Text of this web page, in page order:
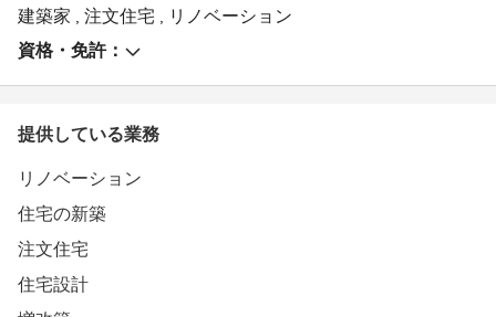
Working in Japan is inspirational. Our work is immersed in
the meticulous craft, abundant technology, and playful
Built on a model of collaboration with entrepreneurs,
developers, private clients, and other architects, BAKOKO
offers unique design skills that distinguishes our
ロンドンのArchitectural Association(AAスクール)出身で英
国建築士の建築家デュオ、大槻香代子（おおつきかよこ）
とAlastair Townsend（アラステア タウンセンド）による
建築家 , 注文住宅 , リノベーション
資格・免許：
提供している業務
リノベーション
住宅の新築
注文住宅
住宅設計